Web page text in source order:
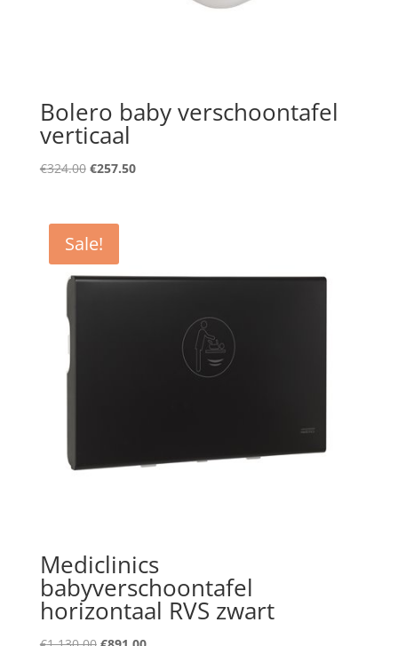
Bolero baby verschoontafel
verticaal
€324.00 Original
€324.00.
€257.50Current
Sale!
Mediclinics
babyverschoontafel
horizontaal RVS zwart